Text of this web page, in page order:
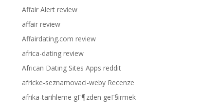
Affair Alert review
affair review
Affairdating.com review
africa-dating review
African Dating Sites Apps reddit
africke-seznamovaci-weby Recenze
afrika-tarihleme gГ¶zden geГ§irmek